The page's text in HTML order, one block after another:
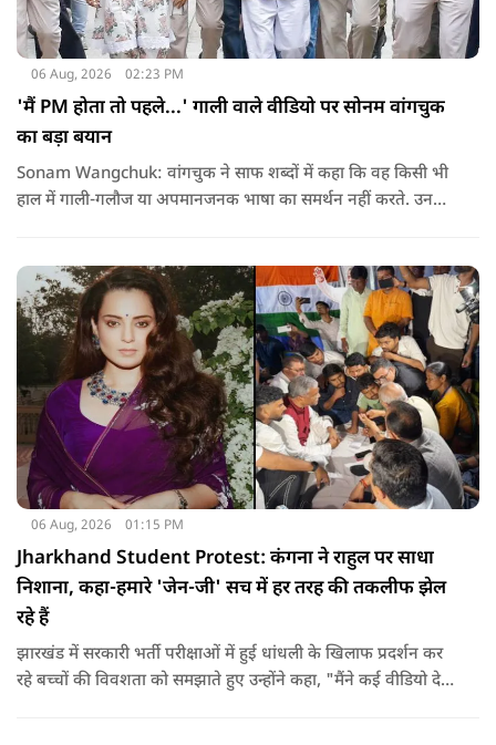
06 Aug, 2026 02:23 PM
'मैं PM होता तो पहले...' गाली वाले वीडियो पर सोनम वांगचुक
का बड़ा बयान
Sonam Wangchuk: वांगचुक ने साफ शब्दों में कहा कि वह किसी भी
हाल में गाली-गलौज या अपमानजनक भाषा का समर्थन नहीं करते. उनका
06 Aug, 2026 01:15 PM
Jharkhand Student Protest: कंगना ने राहुल पर साधा
निशाना, कहा-हमारे 'जेन-जी' सच में हर तरह की तकलीफ झेल
रहे हैं
झारखंड में सरकारी भर्ती परीक्षाओं में हुई धांधली के खिलाफ प्रदर्शन कर
रहे बच्चों की विवशता को समझाते हुए उन्होंने कहा, "मैंने कई वीडियो देखे